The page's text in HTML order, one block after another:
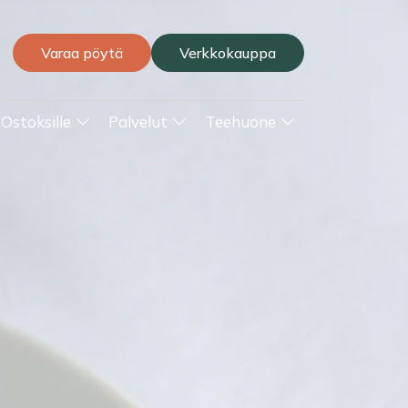
Varaa pöytä Verkkokauppa
Ostoksille Palvelut Teehuone